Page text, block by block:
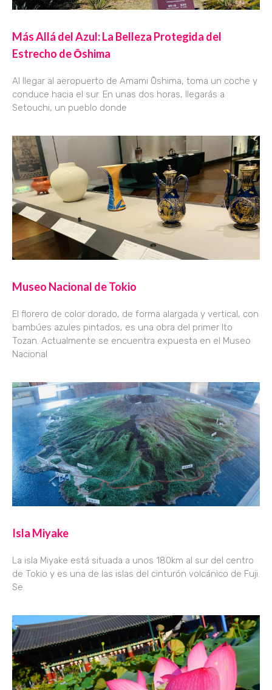
Más Allá del Azul: La Belleza Protegida del
Estrecho de Ōshima
Al llegar al aeropuerto de Amami Ōshima, toma un coche y
conduce hacia el sur. En unas dos horas, llegarás a
Setouchi, un pueblo donde
Museo Nacional de Tokio
El florero de color dorado, de forma alargada y vertical, con
bambúes azules pintados, es una obra del primer Ito
Tozan. Actualmente se encuentra expuesta en el Museo
Nacional
Isla Miyake
La isla Miyake está situada a unos 180km al sur del centro
de Tokio y es una de las islas del cinturón volcánico de Fuji.
Se